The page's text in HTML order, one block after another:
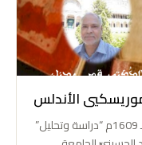
الأندلس
بعد تسليم غرناطة 897 ـ 1018هـ / 1492 ـ 1609م “دراسة وتحليل”